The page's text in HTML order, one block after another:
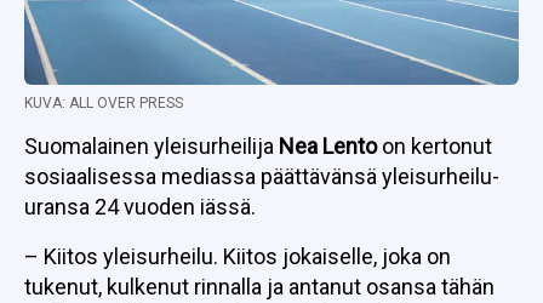
KUVA: ALL OVER PRESS
Suomalainen yleisurheilija Nea Lentoon kertonut
sosiaalisessa mediassa päättävänsä yleisurheilu-
uransa 24 vuoden iässä.
– Kiitos yleisurheilu. Kiitos jokaiselle, joka on
tukenut, kulkenut rinnalla ja antanut osansa tähän